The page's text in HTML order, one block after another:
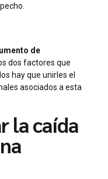
de
dos factores que
hay que unirles el
asociados a esta
la caída